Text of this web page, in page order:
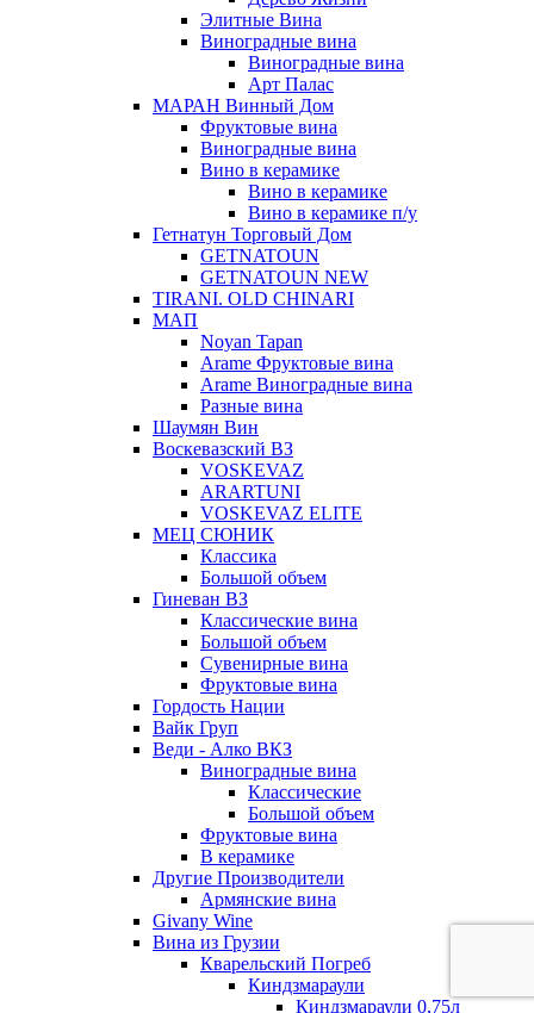
Элитные Вина
Виноградные вина
Виноградные вина
Арт Палас
МАРАН Винный Дом
Фруктовые вина
Виноградные вина
Вино в керамике
Вино в керамике
Вино в керамике п/у
Гетнатун Торговый Дом
GETNATOUN
GETNATOUN NEW
TIRANI. OLD CHINARI
МАП
Noyan Tapan
Arame Фруктовые вина
Arame Виноградные вина
Разные вина
Шаумян Вин
Воскевазский ВЗ
VOSKEVAZ
ARARTUNI
VOSKEVAZ ELITE
МЕЦ СЮНИК
Классика
Большой объем
Гиневан ВЗ
Классические вина
Большой объем
Сувенирные вина
Фруктовые вина
Гордость Нации
Вайк Груп
Веди - Алко ВКЗ
Виноградные вина
Классические
Большой объем
Фруктовые вина
В керамике
Другие Производители
Армянские вина
Givany Wine
Вина из Грузии
Кварельский Погреб
Киндзмараули
Киндзмараули 0,75л